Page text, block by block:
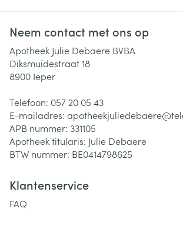
Neem contact met ons op
Apotheek Julie Debaere BVBA
Diksmuidestraat 18
8900 Ieper
Telefoon: 057 20 05 43
E-mailadres: apotheekjuliedebaere@
APB nummer: 331105
Apotheek titularis: Julie Debaere
BTW nummer: BE0414798625
Klantenservice
FAQ